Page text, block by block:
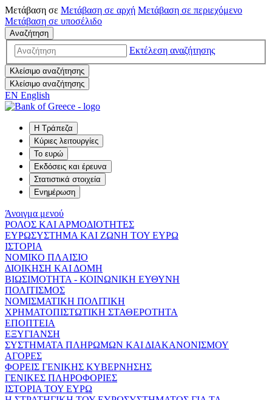
Μετάβαση σε Μετάβαση σε αρχή Μετάβαση σε περιεχόμενο
Μετάβαση σε υποσέλιδο
Αναζήτηση
Εκτέλεση αναζήτησης
Κλείσιμο αναζήτησης
Κλείσιμο αναζήτησης
EN English
Η Τράπεζα
Κύριες λειτουργίες
Το ευρώ
Εκδόσεις και έρευνα
Στατιστικά στοιχεία
Ενημέρωση
Άνοιγμα μενού
ΡΟΛΟΣ ΚΑΙ ΑΡΜΟΔΙΟΤΗΤΕΣ
ΕΥΡΩΣΥΣΤΗΜΑ ΚΑΙ ΖΩΝΗ ΤΟΥ ΕΥΡΩ
ΙΣΤΟΡΙΑ
ΝΟΜΙΚΟ ΠΛΑΙΣΙΟ
ΔΙΟΙΚΗΣΗ ΚΑΙ ΔΟΜΗ
ΒΙΩΣΙΜΟΤΗΤΑ - ΚΟΙΝΩΝΙΚΗ ΕΥΘΥΝΗ
ΠΟΛΙΤΙΣΜΟΣ
ΝΟΜΙΣΜΑΤΙΚΗ ΠΟΛΙΤΙΚΗ
ΧΡΗΜΑΤΟΠΙΣΤΩΤΙΚΗ ΣΤΑΘΕΡΟΤΗΤΑ
ΕΠΟΠΤΕΙΑ
ΕΞΥΓΙΑΝΣΗ
ΣΥΣΤΗΜΑΤΑ ΠΛΗΡΩΜΩΝ ΚΑΙ ΔΙΑΚΑΝΟΝΙΣΜΟΥ
ΑΓΟΡΕΣ
ΦΟΡΕΙΣ ΓΕΝΙΚΗΣ ΚΥΒΕΡΝΗΣΗΣ
ΓΕΝΙΚΕΣ ΠΛΗΡΟΦΟΡΙΕΣ
ΙΣΤΟΡΙΑ ΤΟΥ ΕΥΡΩ